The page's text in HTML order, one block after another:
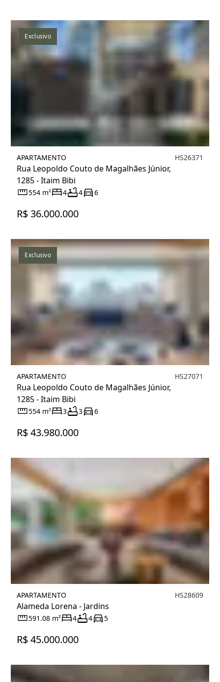
Exclusivo
APARTAMENTO
Rua Leopoldo Couto de Magalhães Júnior,
1285 - Itaim Bibi
HS26371
554 m² 4 4 6
R$ 36.000.000
Exclusivo
APARTAMENTO
Rua Leopoldo Couto de Magalhães Júnior,
1285 - Itaim Bibi
HS27071
554 m² 3 3 6
R$ 43.980.000
APARTAMENTO
Alameda Lorena - Jardins
HS28609
591.08 m² 4 4 5
R$ 45.000.000